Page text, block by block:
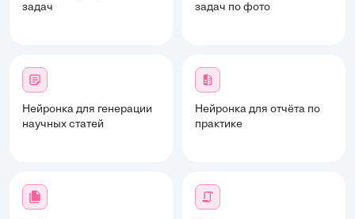
задач
задач по фото
Нейронка для генерации
научных статей
Нейронка для отчёта по
практике